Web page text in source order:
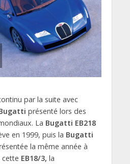
par la suite avec
présenté lors des
La Bugatti EB218
en 1999, puis la Bugatti
la même année à
cette EB18/3, la